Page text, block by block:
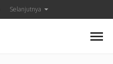
Selanjutnya